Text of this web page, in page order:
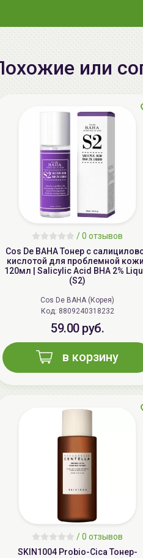
или
/0 отзывов
Cos De BAHA Тонер с
кислотой для проблемной кожи |
120мл | Salicylic Acid BHA 2%
(S2)
Cos De BAHA (Корея)
Код: 8809240318232
59.00 руб.
в корзину
/0 отзывов
SKIN1004 Probio-Cica Тонер-